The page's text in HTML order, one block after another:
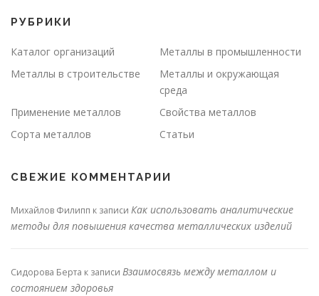
РУБРИКИ
Каталог организаций
Металлы в промышленности
Металлы в строительстве
Металлы и окружающая
среда
Применение металлов
Свойства металлов
Сорта металлов
Статьи
СВЕЖИЕ КОММЕНТАРИИ
Михайлов Филипп к записи Как использовать аналитические
методы для повышения качества металлических изделий
Сидорова Берта к записи Взаимосвязь между металлом и
состоянием здоровья